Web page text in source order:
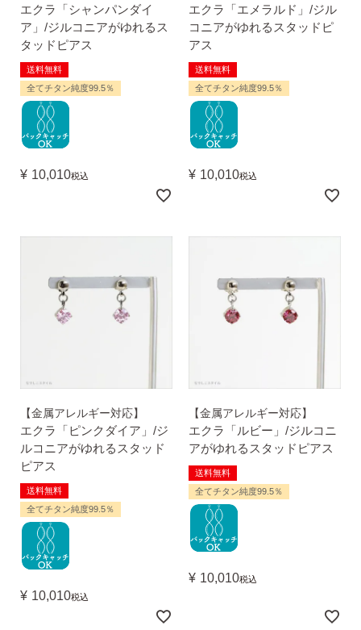
平日 9:00〜17:00
返品について
場合
エクラ「シャンパンダイ
ア」/ジルコニアがゆれるス
タッドピアス
送料無料
全てチタン純度99.5％
¥ 10,010税込
エクラ「エメラルド」/ジル
コニアがゆれるスタッドピ
アス
送料無料
全てチタン純度99.5％
¥ 10,010税込
【金属アレルギー対応】
エクラ「ピンクダイア」/ジ
ルコニアがゆれるスタッド
ピアス
送料無料
全てチタン純度99.5％
¥ 10,010税込
【金属アレルギー対応】
エクラ「ルビー」/ジルコニ
アがゆれるスタッドピアス
送料無料
全てチタン純度99.5％
¥ 10,010税込